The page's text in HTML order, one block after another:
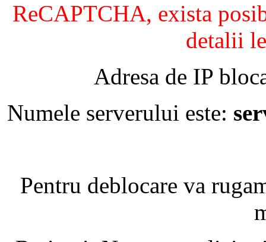
ReCAPTCHA, exista
detalii
Adresa de IP
Numele serverului este:
Pentru deblocare va